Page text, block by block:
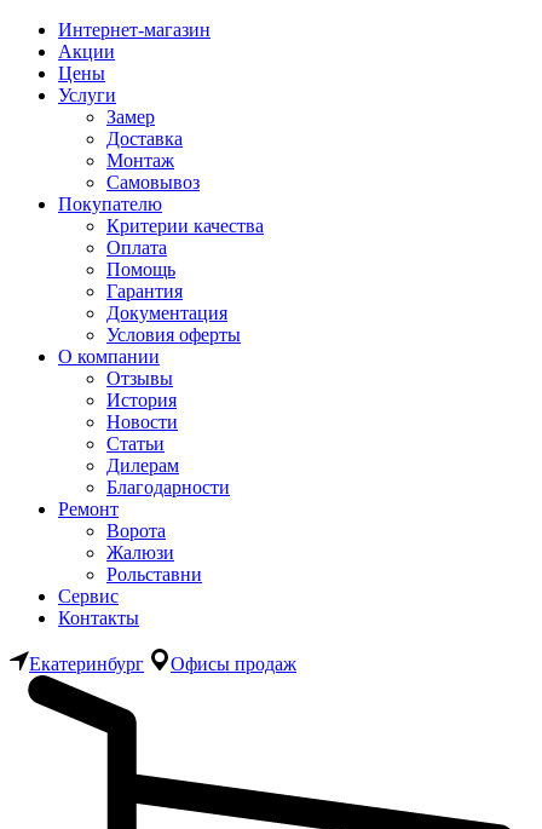
Интернет-магазин
Акции
Цены
Услуги
Замер
Доставка
Монтаж
Самовывоз
Покупателю
Критерии качества
Оплата
Помощь
Гарантия
Документация
Условия оферты
О компании
Отзывы
История
Новости
Статьи
Дилерам
Благодарности
Ремонт
Ворота
Жалюзи
Рольставни
Сервис
Контакты
Екатеринбург Офисы продаж